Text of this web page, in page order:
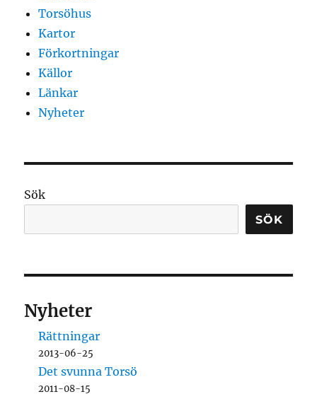
Torsöhus
Kartor
Förkortningar
Källor
Länkar
Nyheter
Sök
SÖK
Nyheter
Rättningar
2013-06-25
Det svunna Torsö
2011-08-15